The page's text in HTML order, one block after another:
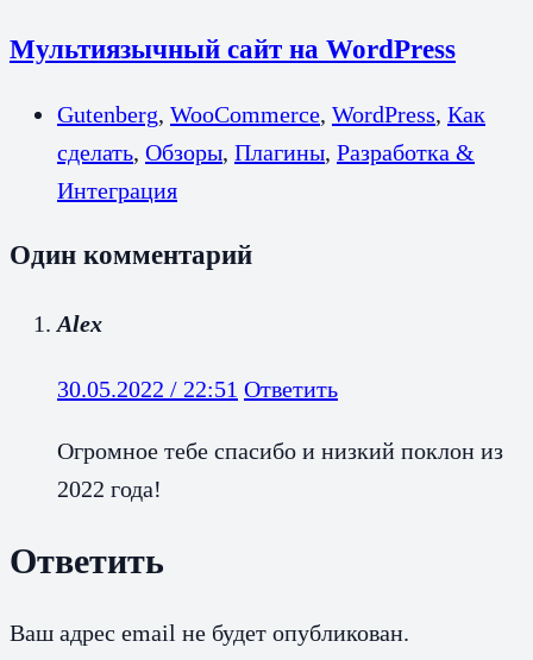
Мультиязычный сайт на WordPress
Gutenberg, WooCommerce, WordPress, Как
сделать, Обзоры, Плагины, Разработка &
Интеграция
Один комментарий
Alex
30.05.2022 / 22:51 Ответить
Огромное тебе спасибо и низкий поклон из
2022 года!
Ответить
Ваш адрес email не будет опубликован.